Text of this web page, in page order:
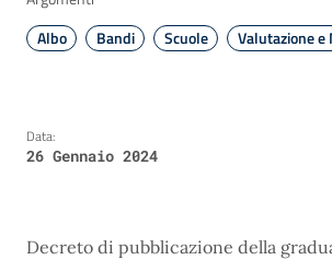
Albo
Bandi Scuole Valutazione e
Data:
26 Gennaio 2024
Decreto di pubblicazione della